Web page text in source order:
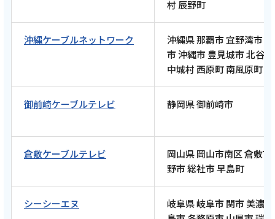
2026年5月22日
【ケーブルテレビ・トコチャン】亮と優の静
岡をゆる～く走りませんか？：2026年 静岡市
村 辰野町
沖縄ケーブルネットワーク
沖縄県 那覇市 宜野湾市
市 沖縄市 豊見城市 北谷
中城村 西原町 南風原町
御前崎ケーブルテレビ 静岡県 御前崎市
倉敷ケーブルテレビ
岡山県 岡山市南区 倉敷市
野市 総社市 早島町
シーシーエヌ
岐阜県 岐阜市 関市 美濃